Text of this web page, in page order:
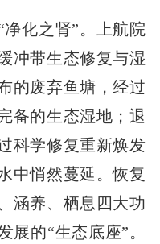
化之肾”。上航院
冲带生态修复与湿
的废弃鱼塘，经过
备的生态湿地；退
科学修复重新焕发
中悄然蔓延。恢复
涵养、栖息四大功
展的“生态底座”。